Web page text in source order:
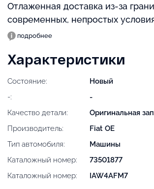
Отлаженная доставка из-за
современных, непростых
подробнее
Характеристики
Состояние:
Новый
-:
-
Качество детали:
Оригинальная
Производитель:
Fiat OE
Тип автомобиля:
Машины
Каталожный номер:
73501877
Каталожный номер:
IAW4AFM7